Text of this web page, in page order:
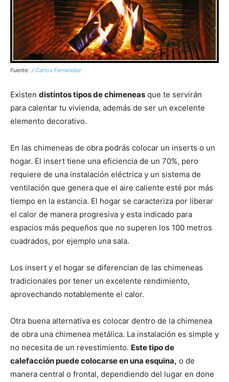
Fuente: J Carlos Fernandez
Existen distintos tipos de chimeneas que te servirán
para calentar tu vivienda, además de ser un excelente
elemento decorativo.
En las chimeneas de obra podrás colocar un inserts o un
hogar. El insert tiene una eficiencia de un 70%, pero
requiere de una instalación eléctrica y un sistema de
ventilación que genera que el aire caliente esté por más
tiempo en la estancia. El hogar se caracteriza por liberar
el calor de manera progresiva y esta indicado para
espacios más pequeños que no superen los 100 metros
cuadrados, por ejemplo una sala.
Los insert y el hogar se diferencian de las chimeneas
tradicionales por tener un excelente rendimiento,
aprovechando notablemente el calor.
Otra buena alternativa es colocar dentro de la chimenea
de obra una chimenea metálica. La instalación es simple y
no necesita de un revestimiento. Este tipo de
calefacción puede colocarse en una esquina, o de
manera central o frontal, dependiendo del lugar en done